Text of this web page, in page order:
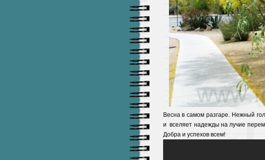
Весна в самом разгаре. Нежный
и вселяет надежды на лучие
Добра и успехов всем!